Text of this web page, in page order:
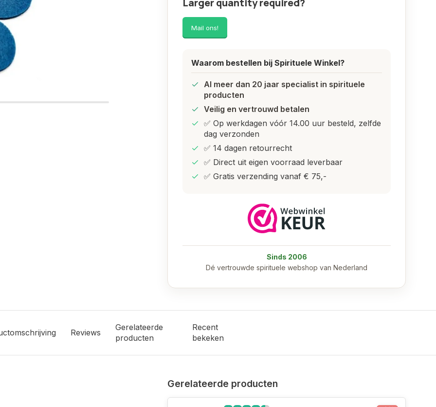
Larger quantity required?
Mail ons!
Waarom bestellen bij Spirituele Winkel?
Al meer dan 20 jaar specialist in spirituele
producten
Veilig en vertrouwd betalen
✅ Op werkdagen vóór 14.00 uur besteld, zelfde
dag verzonden
✅ 14 dagen retourrecht
✅ Direct uit eigen voorraad leverbaar
✅ Gratis verzending vanaf € 75,-
Sinds 2006
Dé vertrouwde spirituele webshop van Nederland
Reviews
Gerelateerde
producten
Recent
bekeken
Gerelateerde producten